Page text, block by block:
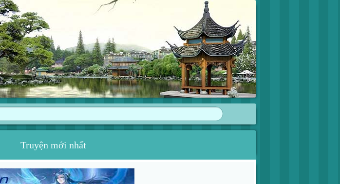
Truyện mới nhất